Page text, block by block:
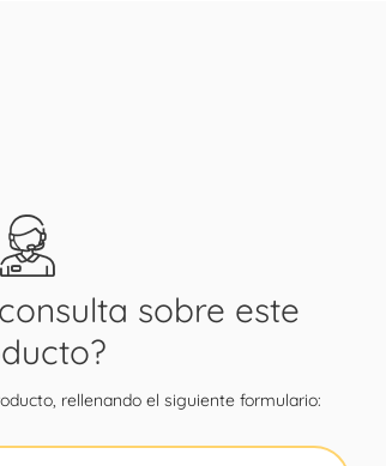
sobre este
rellenando el siguiente formulario: